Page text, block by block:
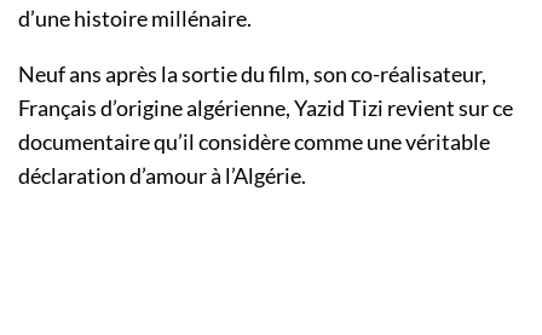
d’une histoire millénaire.
Neuf ans après la sortie du film, son co-réalisateur,
Français d’origine algérienne, Yazid Tizi revient sur ce
documentaire qu’il considère comme une véritable
déclaration d’amour à l’Algérie.